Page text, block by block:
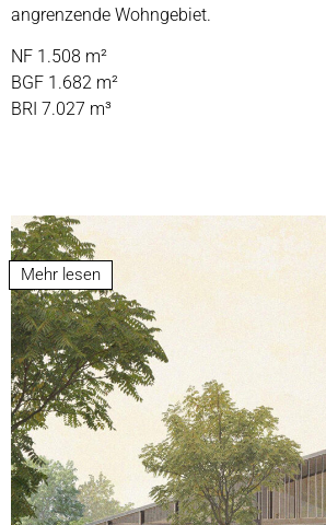
angrenzende Wohngebiet.
NF 1.508 m²
BGF 1.682 m²
BRI 7.027 m³
Mehr lesen